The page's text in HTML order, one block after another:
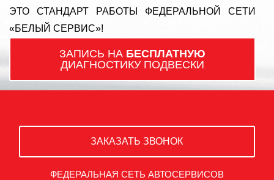
ЭТО СТАНДАРТ РАБОТЫ ФЕДЕРАЛЬНОЙ СЕТИ
«БЕЛЫЙ СЕРВИС»!
ЗАПИСЬ НА БЕСПЛАТНУЮ
ДИАГНОСТИКУ ПОДВЕСКИ
ЗАКАЗАТЬ ЗВОНОК
ФЕДЕРАЛЬНАЯ СЕТЬ АВТОСЕРВИСОВ